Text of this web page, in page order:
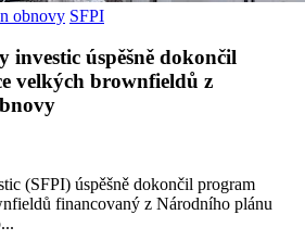
obnovy SFPI
investic úspěšně dokončil
velkých brownfieldů z
(SFPI) úspěšně dokončil program
financovaný z Národního plánu